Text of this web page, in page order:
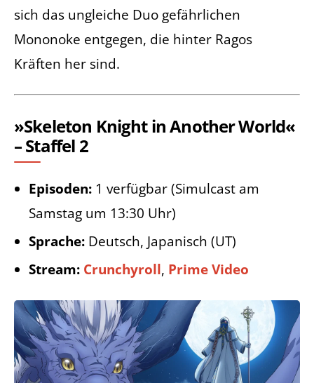
sich das ungleiche Duo gefährlichen
Mononoke entgegen, die hinter Ragos
Kräften her sind.
»Skeleton Knight in Another World«
– Staffel 2
Episoden: 1 verfügbar (Simulcast am
Samstag um 13:30 Uhr)
Sprache: Deutsch, Japanisch (UT)
Stream: Crunchyroll, Prime Video